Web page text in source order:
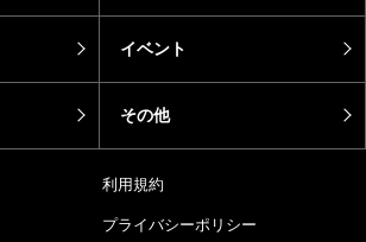
イベント
その他
利用規約
プライバシーポリシー